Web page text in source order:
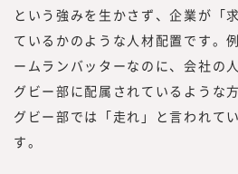
という強みを生かさず、企業が「
ているかのような人材配置です。
ームランバッターなのに、会社の
グビー部に配属されているような
グビー部では「走れ」と言われて
す。